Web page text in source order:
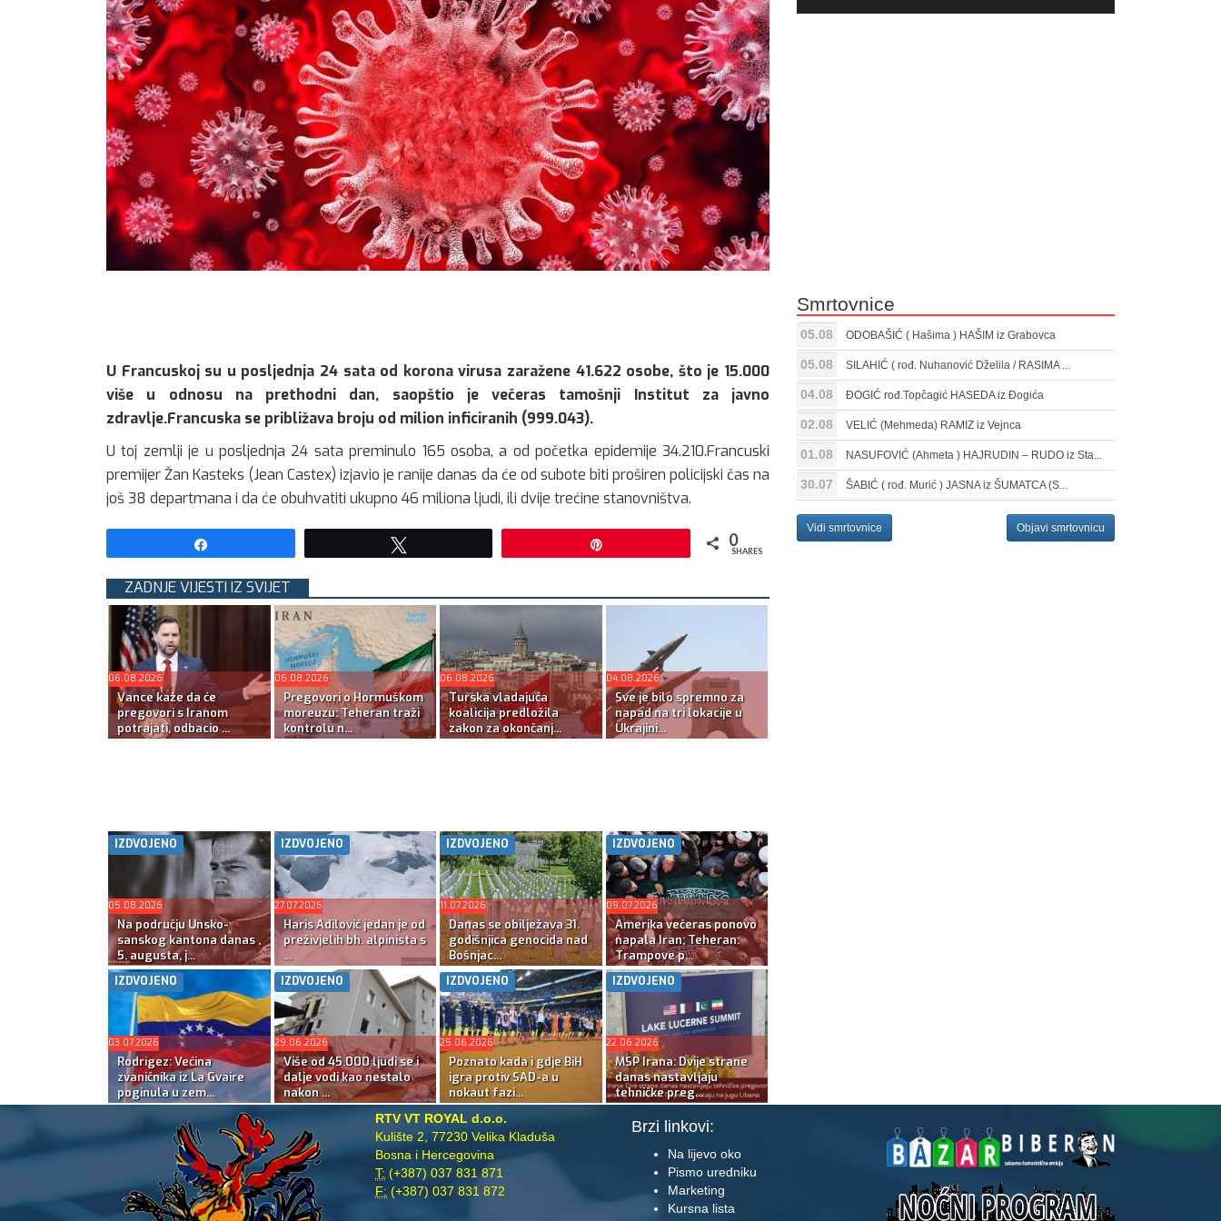
U Francuskoj su u posljednja 24 sata od korona virusa zaražene 41.622 osobe, što je 15.000
više u odnosu na prethodni dan, saopštio je večeras tamošnji Institut za javno
zdravlje.Francuska se približava broju od milion inficiranih (999.043).
U toj zemlji je u posljednja 24 sata preminulo 165 osoba, a od početka epidemije 34.210.Francuski
premijer Žan Kasteks (Jean Castex) izjavio je ranije danas da će od subote biti proširen policijski čas na
još 38 departmana i da će obuhvatiti ukupno 46 miliona ljudi, ili dvije trećine stanovništva.
0
SHARES
ZADNJE VIJESTI IZ SVIJET
06.08.2026
Vance kaže da će
pregovori s Iranom
potrajati, odbacio ...
06.08.2026
Pregovori o Hormuškom
moreuzu: Teheran traži
kontrolu n...
06.08.2026
Turska vladajuća
koalicija predložila
zakon za okončanj...
04.08.2026
Sve je bilo spremno za
napad na tri lokacije u
Ukrajini...
IZDVOJENO
05.08.2026
Na području Unsko-
sanskog kantona danas ,
5. augusta, j...
IZDVOJENO
27.07.2026
Haris Adilović jedan je od
preživjelih bh. alpinista s
...
IZDVOJENO
11.07.2026
Danas se obilježava 31.
godišnjica genocida nad
Bošnjac...
IZDVOJENO
09.07.2026
Amerika večeras ponovo
napala Iran; Teheran:
Trampove p...
IZDVOJENO
03.07.2026
Rodrigez: Većina
zvaničnika iz La Gvaire
poginula u zem...
IZDVOJENO
29.06.2026
Više od 45.000 ljudi se i
dalje vodi kao nestalo
nakon ...
IZDVOJENO
25.06.2026
Poznato kada i gdje BiH
igra protiv SAD-a u
nokaut fazi...
IZDVOJENO
22.06.2026
MSP Irana: Dvije strane
danas nastavljaju
tehničke preg...
Gore/Dole
Smrtovnice
05.08 ODOBAŠIĆ ( Hašima ) HAŠIM iz Grabovca
05.08 SILAHIĆ ( rođ. Nuhanović Dželila / RASIMA ...
04.08 ĐOGIĆ rođ.Topčagić HASEDA iz Đogića
02.08 VELIĆ (Mehmeda) RAMIZ iz Vejnca
01.08 NASUFOVIĆ (Ahmeta ) HAJRUDIN – RUDO iz Sta...
30.07 ŠABIĆ ( rođ. Murić ) JASNA iz ŠUMATCA (S...
Vidi smrtovnice Objavi smrtovnicu
RTV VT ROYAL d.o.o.
Kulište 2, 77230 Velika Kladuša
Bosna i Hercegovina
T: (+387) 037 831 871
F: (+387) 037 831 872
Brzi linkovi:
Na lijevo oko
Pismo uredniku
Marketing
Kursna lista